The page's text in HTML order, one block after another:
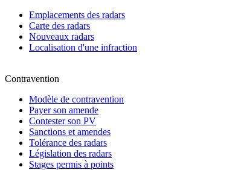
Emplacements des radars
Carte des radars
Nouveaux radars
Localisation d'une infraction
Contravention
Modèle de contravention
Payer son amende
Contester son PV
Sanctions et amendes
Tolérance des radars
Législation des radars
Stages permis à points